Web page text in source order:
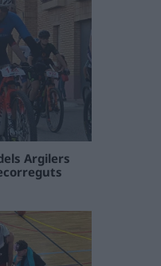
Argilers